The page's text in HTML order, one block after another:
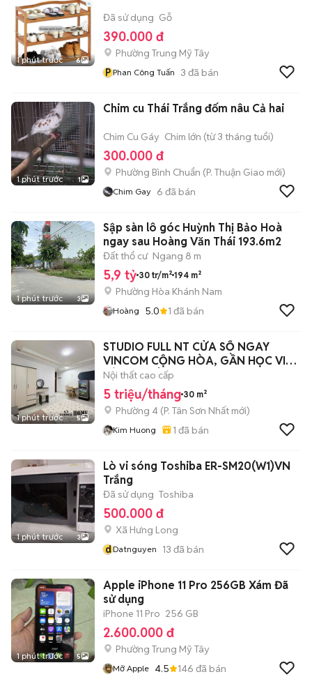
1 phút trước 6
Đã sử dụng Gỗ
390.000 đ
Phường Trung Mỹ Tây
P Phan Công Tuấn 3 đã bán
1 phút trước 1
Chim cu Thái Trắng đốm nâu Cả hai
Chim Cu Gáy Chim lớn (từ 3 tháng tuổi)
300.000 đ
Phường Bình Chuẩn (P. Thuận Giao mới)
Chim Gay 6 đã bán
1 phút trước 3
Sập sàn lô góc Huỳnh Thị Bảo Hoà
ngay sau Hoàng Văn Thái 193.6m2
Đất thổ cư Ngang 8 m
5,9 tỷ 30 tr/m² 194 m²
Phường Hòa Khánh Nam
Hoàng 5.0 1 đã bán
1 phút trước 5
STUDIO FULL NT CỬA SỔ NGAY
VINCOM CỘNG HÒA, GẦN HỌC VIỆN
HÀNG KHÔNG
Nội thất cao cấp
5 triệu/tháng 30 m²
Phường 4 (P. Tân Sơn Nhất mới)
Kim Huong 1 đã bán
1 phút trước 3
Lò vi sóng Toshiba ER-SM20(W1)VN
Trắng
Đã sử dụng Toshiba
500.000 đ
Xã Hưng Long
dDatnguyen 13 đã bán
1 phút trước 5
Apple iPhone 11 Pro 256GB Xám Đã
sử dụng
iPhone 11 Pro 256 GB
2.600.000 đ
Phường Trung Mỹ Tây
Mỡ Apple 4.5 146 đã bán